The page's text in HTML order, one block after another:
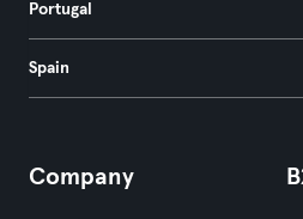
Portugal
Spain
Company